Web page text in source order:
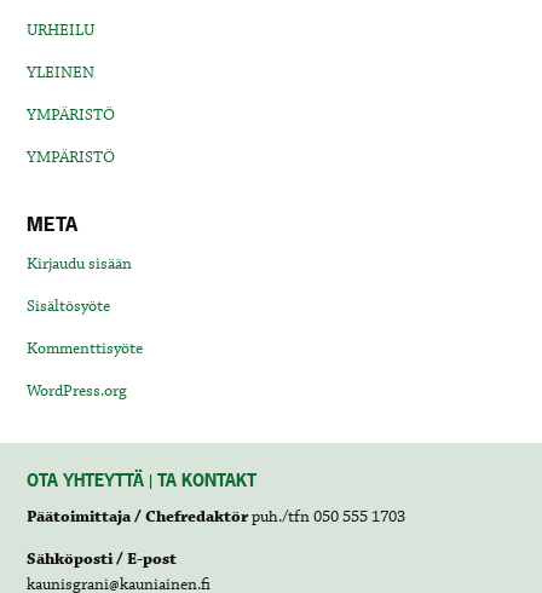
URHEILU
YLEINEN
YMPÄRISTÖ
YMPÄRISTÖ
META
Kirjaudu sisään
Sisältösyöte
Kommenttisyöte
WordPress.org
OTA YHTEYTTÄ | TA KONTAKT
Päätoimittaja / Chefredaktörpuh./tfn 050 555 1703
Sähköposti / E-post
kaunisgrani@kauniainen.fi